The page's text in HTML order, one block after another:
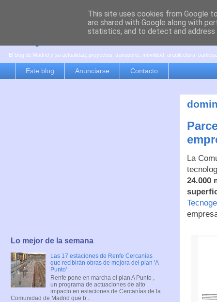
es por madrid
El blog de Madrid y su actualidad, proyectos, transporte, movilidad, arquitectura,
Este blog Anunciarse Contacto
La
24.000
Lo mejor de la semana
Las 17 estaciones de Renfe Cercanías
que recibirán obras de mejora del plan 'A
Punto'
Renfe pone en marcha el plan A Punto ,
un programa de actuaciones de alto
impacto en estaciones de Cercanías de la
Comunidad de Madrid que b...
This site uses cookies from Google
are shared with Google along with
statistics, and to detect and address